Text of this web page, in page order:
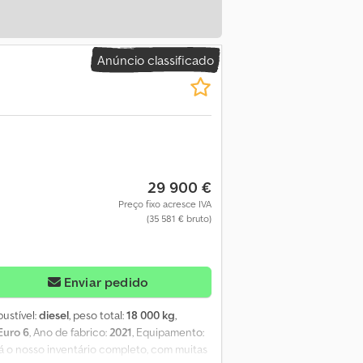
Anúncio classificado
29 900 €
Preço fixo acresce IVA
(35 581 € bruto)
Enviar pedido
diesel, peso total:18 000 kg,
6, Ano de fabrico:2021, Equipamento:
o nosso inventário completo, com muitas